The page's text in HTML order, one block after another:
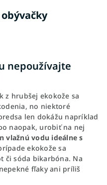
nepoužívajte
z hrubšej ekokože sa
no niektoré
len dokážu napríklad
naopak, urobiť na nej
vlažnú vodu ideálne s
ekokože sa
či sóda bikarbóna. Na
fľaky ani príliš